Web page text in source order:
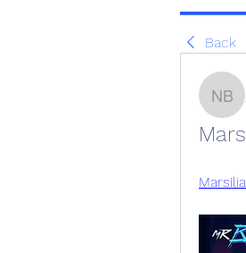
Back